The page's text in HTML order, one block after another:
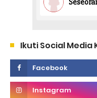
Ikuti Social Media